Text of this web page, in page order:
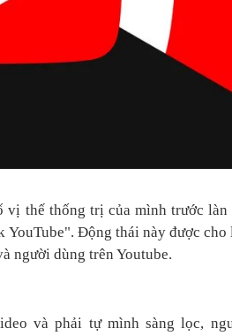
vị thế thống trị của mình trước làn
Động thái này được cho
người dùng trên Youtube.
và phải tự mình sàng lọc,